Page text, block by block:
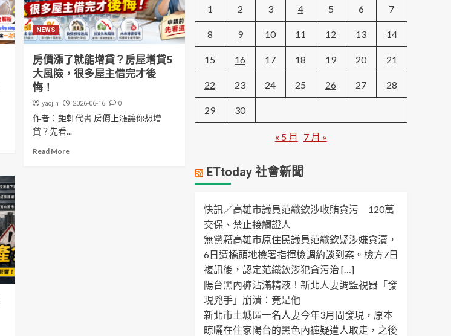
NEWS
房價漲了就能增貸？房屋增貸5
大風險，很多屋主借完才後
悔！
yaojin 2026-06-16 0
作者：鉅軒代書 房價上漲讓你想增
貸？先看...
Read More
1 2 3 4 5 6 7
8 9 10 11 12 13 14
15 16 17 18 19 20 21
22 23 24 25 26 27 28
29 30
« 5 月 7 月 »
ETtoday 社會新聞
快訊／高雄市議員范織欽涉收賄貪污 120萬
交保、禁止接觸證人
無黨籍高雄市原住民議員范織欽疑涉嫌貪瀆，
6日遭橋頭地檢署指揮檢調約談到案。檢方7日
複訊後，認定范織欽涉犯貪污治 […]
陽台黑內褲沾滿精液！新北人妻調監視器「發
現兇手」崩潰：竟是他
新北市土城區一名人妻今年3月間發現，原本
晾曬在住家陽台的黑色內褲疑遭人取走，之後